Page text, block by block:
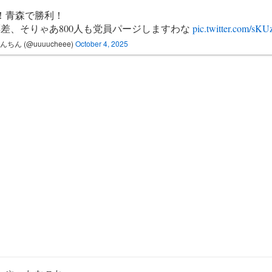
青森で勝利！
、そりゃあ800人も党員パージしますわな pic.twitter.com/
ちん (@uuuucheee) October 4, 2025